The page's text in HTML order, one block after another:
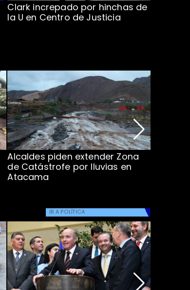
Clark increpado por hinchas de
la U en Centro de Justicia
Alcaldes piden extender Zona
de Catástrofe por lluvias en
Atacama
IR A POLÍTICA